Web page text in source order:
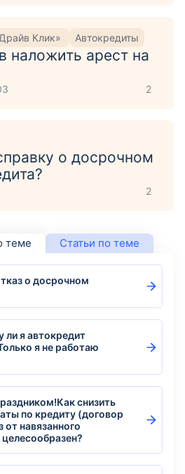
Клик» Автокредиты
наложить арест на
2
о досрочном
2
теме Статьи по теме
о досрочном
ли я автокредит
я не работаю
снизить
по кредиту (договор
навязанного